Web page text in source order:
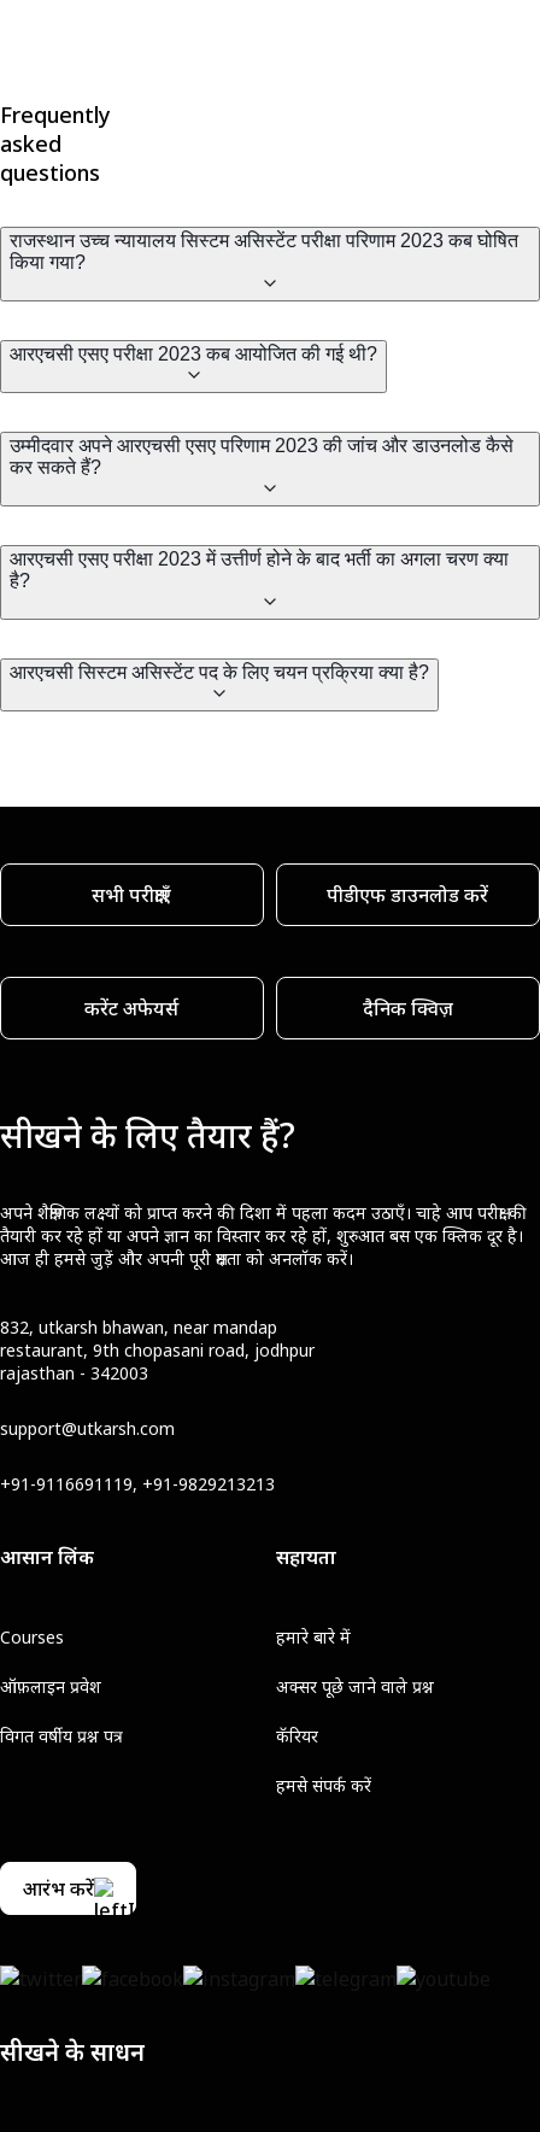
Frequently
asked
questions
राजस्थान उच्च न्यायालय सिस्टम असिस्टेंट परीक्षा परिणाम 2023 कब घोषित
किया गया?
आरएचसी एसए परीक्षा 2023 कब आयोजित की गई थी?
उम्मीदवार अपने आरएचसी एसए परिणाम 2023 की जांच और डाउनलोड कैसे
कर सकते हैं?
आरएचसी एसए परीक्षा 2023 में उत्तीर्ण होने के बाद भर्ती का अगला चरण क्या
है?
आरएचसी सिस्टम असिस्टेंट पद के लिए चयन प्रक्रिया क्या है?
सभी परीक्षाएँ पीडीएफ डाउनलोड करें
करेंट अफेयर्स दैनिक क्विज़
सीखने के लिए तैयार हैं?
अपने शैक्षणिक लक्ष्यों को प्राप्त करने की दिशा में पहला कदम उठाएँ। चाहे आप परीक्षा की
तैयारी कर रहे हों या अपने ज्ञान का विस्तार कर रहे हों, शुरुआत बस एक क्लिक दूर है।
आज ही हमसे जुड़ें और अपनी पूरी क्षमता को अनलॉक करें।
832, utkarsh bhawan, near mandap
restaurant, 9th chopasani road, jodhpur
rajasthan - 342003
support@utkarsh.com
+91-9116691119, +91-9829213213
आसान लिंक
Courses
ऑफ़लाइन प्रवेश
विगत वर्षीय प्रश्न पत्र
सहायता
हमारे बारे में
अक्सर पूछे जाने वाले प्रश्न
कॅरियर
हमसे संपर्क करें
आरंभ करें
सीखने के साधन